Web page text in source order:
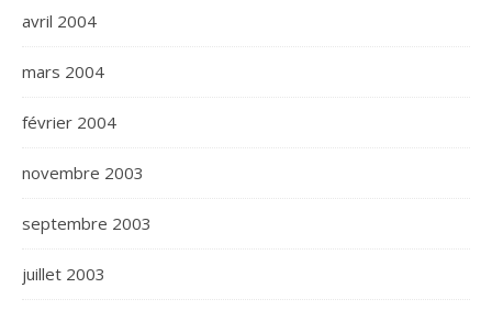
avril 2004
mars 2004
février 2004
novembre 2003
septembre 2003
juillet 2003